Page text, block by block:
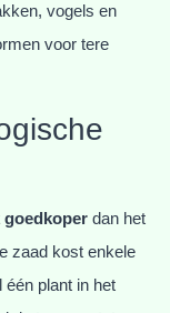
vogels en
voor tere
dan het
zaad kost enkele
één plant in het